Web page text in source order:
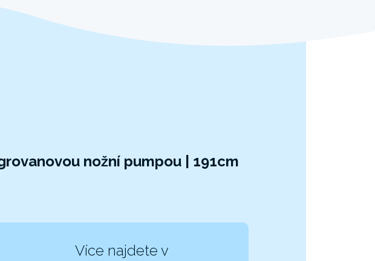
nožní pumpou | 191cm
Více najdete v